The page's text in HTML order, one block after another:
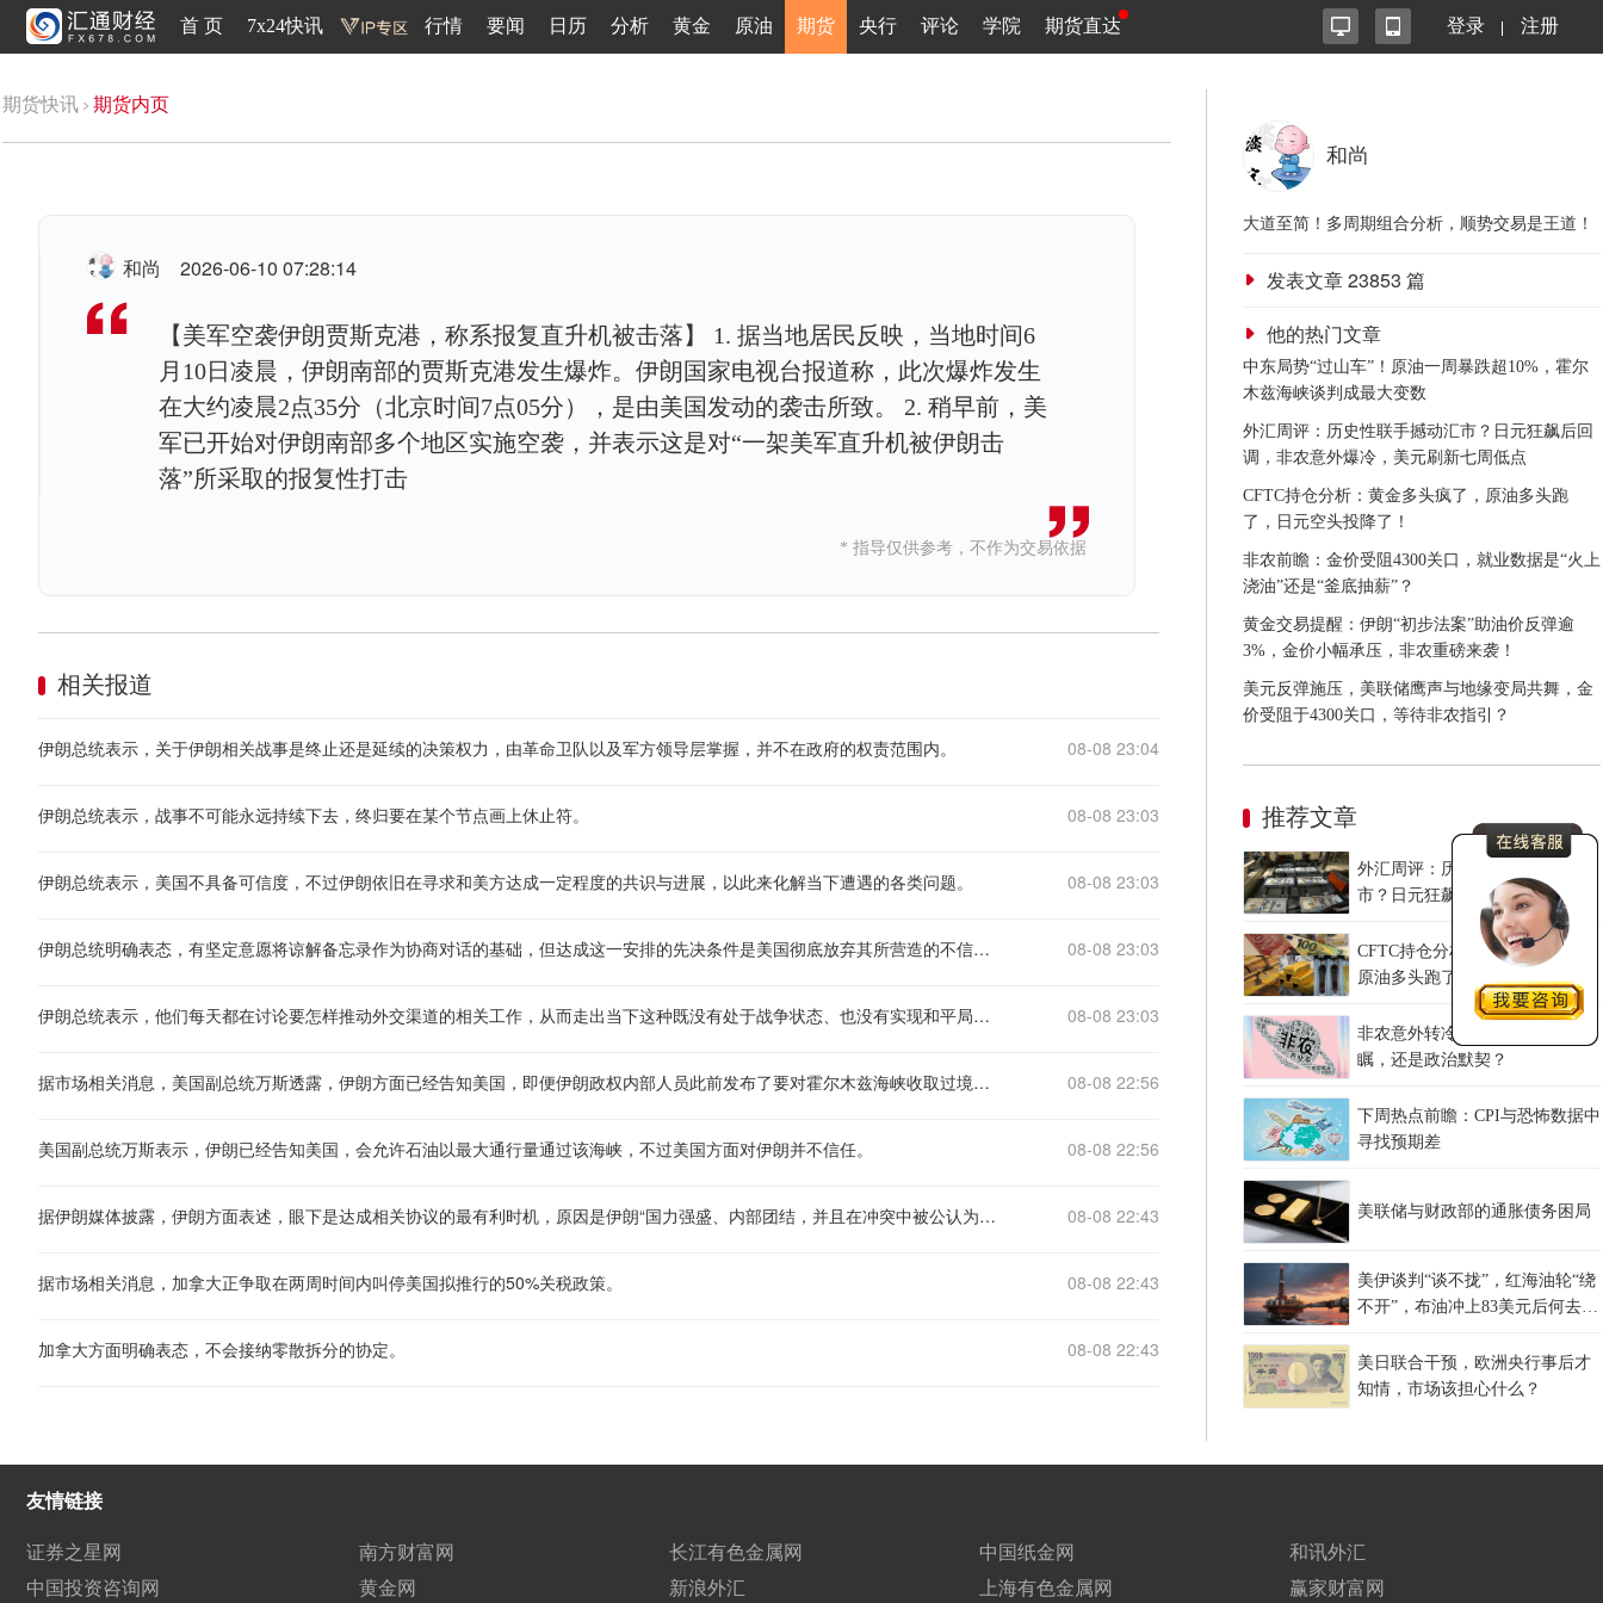
首 页 7x24快讯 行情 要闻 日历 分析 黄金 原油 期货 央行 评论 学院 期货直达 登录 注册
期货快讯 期货内页
和尚 2026-06-10 07:28:14
【美军空袭伊朗贾斯克港，称系报复直升机被击落】 1. 据当地居民反映，当地时间6
月10日凌晨，伊朗南部的贾斯克港发生爆炸。伊朗国家电视台报道称，此次爆炸发生
在大约凌晨2点35分（北京时间7点05分），是由美国发动的袭击所致。 2. 稍早前，美
军已开始对伊朗南部多个地区实施空袭，并表示这是对“一架美军直升机被伊朗击
落”所采取的报复性打击
* 指导仅供参考，不作为交易依据
相关报道
伊朗总统表示，关于伊朗相关战事是终止还是延续的决策权力，由革命卫队以及军方领导层掌握，并不在政府的权责范围内。 08-08 23:04
伊朗总统表示，战事不可能永远持续下去，终归要在某个节点画上休止符。 08-08 23:03
伊朗总统表示，美国不具备可信度，不过伊朗依旧在寻求和美方达成一定程度的共识与进展，以此来化解当下遭遇的各类问题。 08-08 23:03
伊朗总统明确表态，有坚定意愿将谅解备忘录作为协商对话的基础，但达成这一安排的先决条件是美国彻底放弃其所营造的不信任的氛围。 08-08 23:03
伊朗总统表示，他们每天都在讨论要怎样推动外交渠道的相关工作，从而走出当下这种既没有处于战争状态、也没有实现和平局面的特殊处境。 08-08 23:03
据市场相关消息，美国副总统万斯透露，伊朗方面已经告知美国，即便伊朗政权内部人员此前发布了要对霍尔木兹海峡收取过境费的相关声明，伊朗也不会实际征收这类费用。 08-08 22:56
美国副总统万斯表示，伊朗已经告知美国，会允许石油以最大通行量通过该海峡，不过美国方面对伊朗并不信任。 08-08 22:56
据伊朗媒体披露，伊朗方面表述，眼下是达成相关协议的最有利时机，原因是伊朗“国力强盛、内部团结，并且在冲突中被公认为获胜方”。 08-08 22:43
据市场相关消息，加拿大正争取在两周时间内叫停美国拟推行的50%关税政策。 08-08 22:43
加拿大方面明确表态，不会接纳零散拆分的协定。 08-08 22:43
和尚
大道至简！多周期组合分析，顺势交易是王道！
发表文章23853 篇
他的热门文章
中东局势“过山车”！原油一周暴跌超10%，霍尔
木兹海峡谈判成最大变数
外汇周评：历史性联手撼动汇市？日元狂飙后回
调，非农意外爆冷，美元刷新七周低点
CFTC持仓分析：黄金多头疯了，原油多头跑
了，日元空头投降了！
非农前瞻：金价受阻4300关口，就业数据是“火上
浇油”还是“釜底抽薪”？
黄金交易提醒：伊朗“初步法案”助油价反弹逾
3%，金价小幅承压，非农重磅来袭！
美元反弹施压，美联储鹰声与地缘变局共舞，金
价受阻于4300关口，等待非农指引？
推荐文章
外汇周评：历史性联手撼动汇
市？日元狂飙后回调，非农意外
爆冷，美元刷新七周低点
CFTC持仓分析：黄金多头疯了，
原油多头跑了，日元空头投降
非农意外转冷，美联储是高瞻远
瞩，还是政治默契？
下周热点前瞻：CPI与恐怖数据中
寻找预期差
美联储与财政部的通胀债务困局
美伊谈判“谈不拢”，红海油轮“绕
不开”，布油冲上83美元后何去何
美日联合干预，欧洲央行事后才
知情，市场该担心什么？
友情链接
证券之星网
南方财富网 长江有色金属网 中国纸金网
和讯外汇
中国投资咨询网
黄金网 新浪外汇 上海有色金属网 赢家财富网